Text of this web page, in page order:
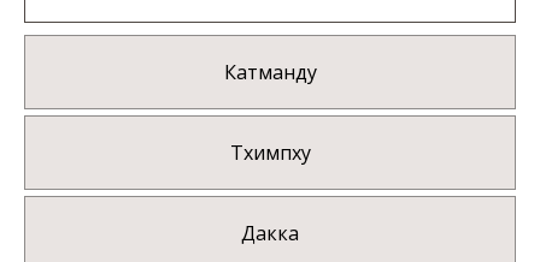
Катманду
Тхимпху
Дакка